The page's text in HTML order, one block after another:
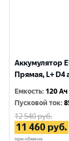
Аккумулятор
Прямая, L+ D4
Емкость: 120 Ач
Пусковой ток:
12 540руб.
11 460 руб.
при обмене